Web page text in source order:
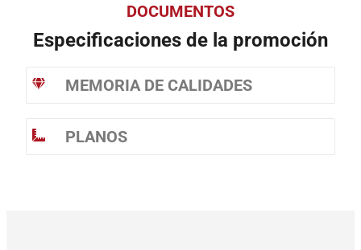
DOCUMENTOS
Especificaciones de la promoción
MEMORIA DE CALIDADES
PLANOS